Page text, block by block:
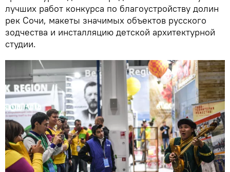
лучших работ конкурса по благоустройству долин
рек Сочи, макеты значимых объектов русского
зодчества и инсталляцию детской архитектурной
студии.